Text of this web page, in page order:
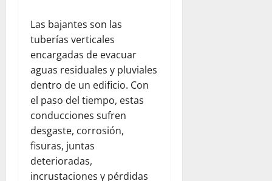
Las bajantes son las
tuberías verticales
encargadas de evacuar
aguas residuales y pluviales
dentro de un edificio. Con
el paso del tiempo, estas
conducciones sufren
desgaste, corrosión,
fisuras, juntas
deterioradas,
incrustaciones y pérdidas